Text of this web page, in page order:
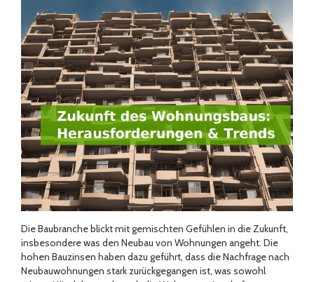
Die Baubranche blickt mit gemischten Gefühlen in die Zukunft,
insbesondere was den Neubau von Wohnungen angeht. Die
hohen Bauzinsen haben dazu geführt, dass die Nachfrage nach
Neubauwohnungen stark zurückgegangen ist, was sowohl